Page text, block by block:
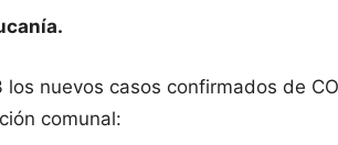
nuevos casos confirmados de
comunal: